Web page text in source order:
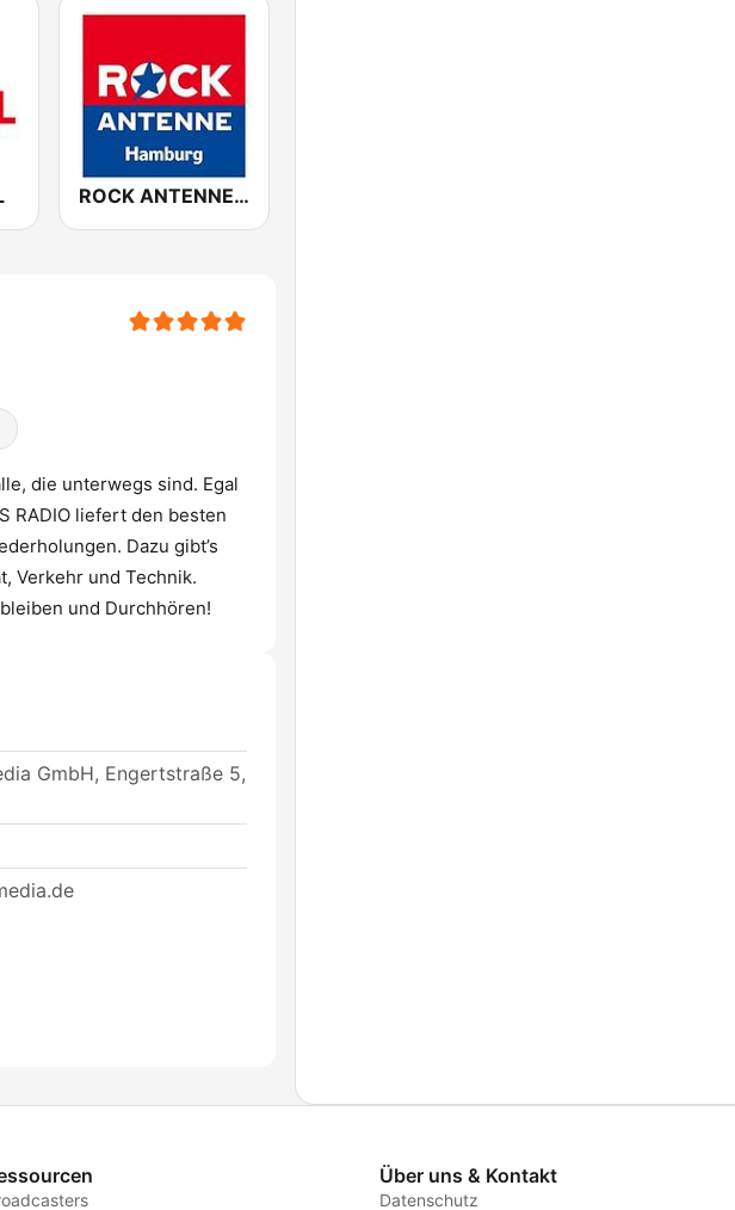
ROCK ANTENNE Hamburg
die unterwegs sind. Egal
RADIO liefert den besten
Dazu gibt’s
Verkehr und Technik.
und Durchhören!
GmbH, Engertstraße 5,
Über uns & Kontakt
Datenschutz